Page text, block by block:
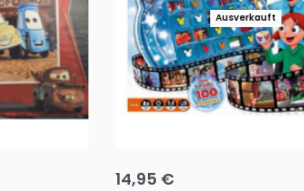
Ausverkauft
14,95 €